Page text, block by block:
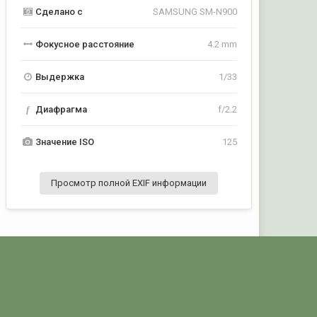
Сделано с SAMSUNG SM-N900
Фокусное расстояние 4.2 mm
Выдержка 1/33
f Диафрагма f/2.2
Значение ISO 125
Просмотр полной EXIF информации